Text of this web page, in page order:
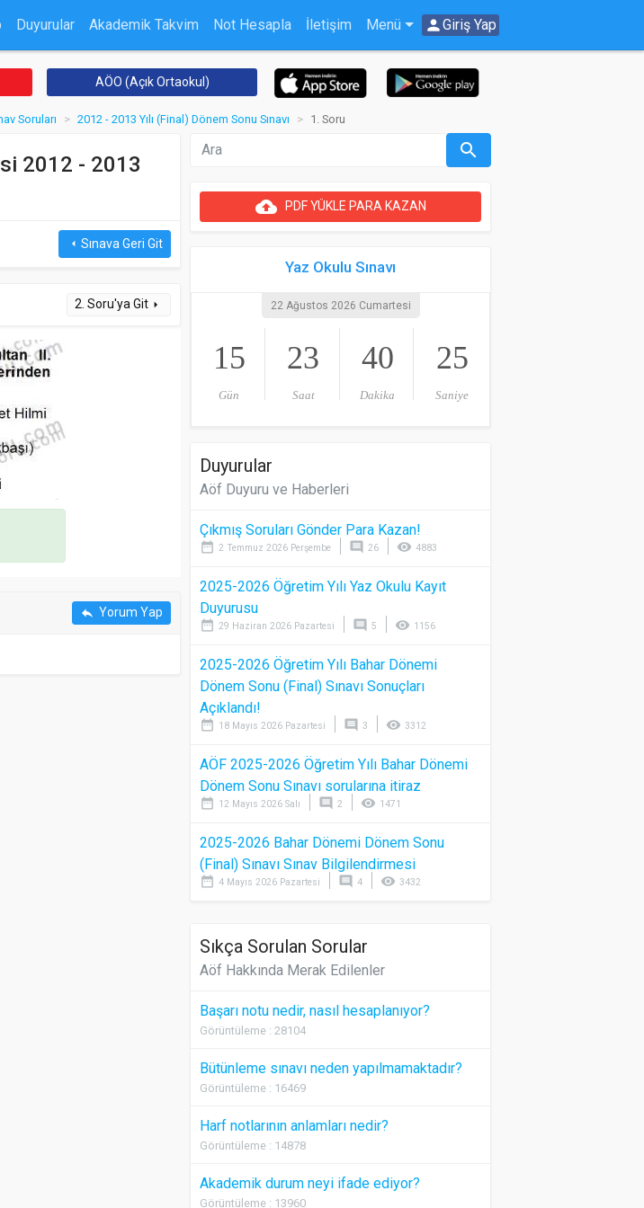
Duyurular Akademik Takvim Not Hesapla İletişim Menü personGiriş Yap
AÖO (Açık Ortaokul)
Soruları 2012 - 2013 Yılı (Final) Dönem Sonu Sınavı 1. Soru
2012 - 2013
arrow_leftSınava Geri Git
2. Soru'ya Git arrow_right
reply Yorum Yap
search
cloud_uploadPDF YÜKLE PARA KAZAN
Yaz Okulu Sınavı
22 Ağustos 2026 Cumartesi
15
Gün
23
Saat
40
Dakika
25
Saniye
Duyurular
Aöf Duyuru ve Haberleri
Çıkmış Soruları Gönder Para Kazan!
date_range 2 Temmuz 2026 Perşembe comment 26 visibility 4883
2025-2026 Öğretim Yılı Yaz Okulu Kayıt
Duyurusu
date_range 29 Haziran 2026 Pazartesi comment 5 visibility 1156
2025-2026 Öğretim Yılı Bahar Dönemi
Dönem Sonu (Final) Sınavı Sonuçları
Açıklandı!
date_range 18 Mayıs 2026 Pazartesi comment 3 visibility 3312
AÖF 2025-2026 Öğretim Yılı Bahar Dönemi
Dönem Sonu Sınavı sorularına itiraz
date_range 12 Mayıs 2026 Salı comment 2 visibility 1471
2025-2026 Bahar Dönemi Dönem Sonu
(Final) Sınavı Sınav Bilgilendirmesi
date_range 4 Mayıs 2026 Pazartesi comment 4 visibility 3432
Sıkça Sorulan Sorular
Aöf Hakkında Merak Edilenler
Başarı notu nedir, nasıl hesaplanıyor?
Görüntüleme : 28104
Bütünleme sınavı neden yapılmamaktadır?
Görüntüleme : 16469
Harf notlarının anlamları nedir?
Görüntüleme : 14878
Akademik durum neyi ifade ediyor?
Görüntüleme : 13960